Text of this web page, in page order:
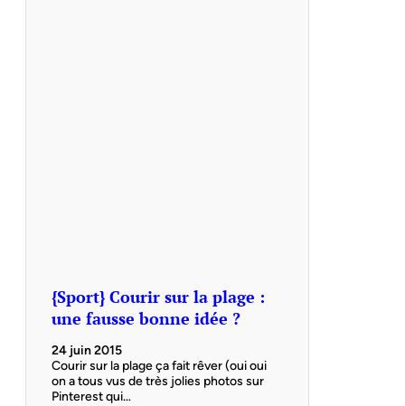
{Sport} Courir sur la plage :
une fausse bonne idée ?
24 juin 2015
Courir sur la plage ça fait rêver (oui oui
on a tous vus de très jolies photos sur
Pinterest qui…